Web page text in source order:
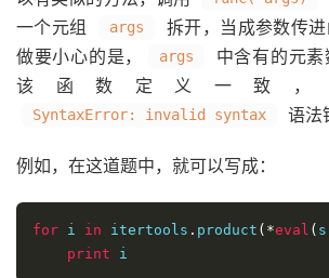
一个元组
args
拆开，当成参数传
做要小心的是，
args
中含有的元
该函数定义一致，
SyntaxError: invalid syntax 语法
例如，在这道题中，就可以写成：
for i in itertools . product (*eval ( s
print i